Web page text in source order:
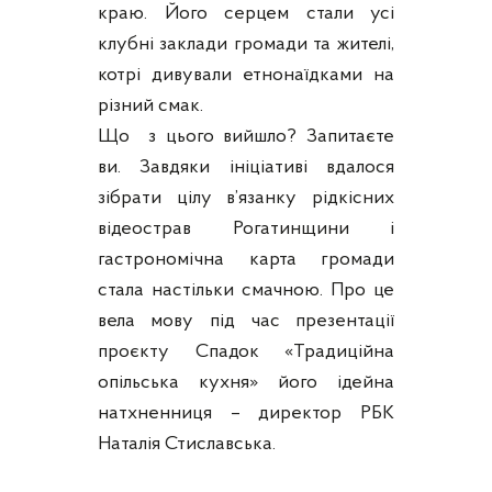
краю. Його серцем стали усі
клубні заклади громади та жителі,
котрі дивували етнонаїдками на
різний смак.
Що з цього вийшло? Запитаєте
ви. Завдяки ініціативі вдалося
зібрати цілу в’язанку рідкісних
відеострав Рогатинщини і
гастрономічна карта громади
стала настільки смачною. Про це
вела мову під час презентації
проєкту Спадок «Традиційна
опільська кухня» його ідейна
натхненниця – директор РБК
Наталія Стиславська.